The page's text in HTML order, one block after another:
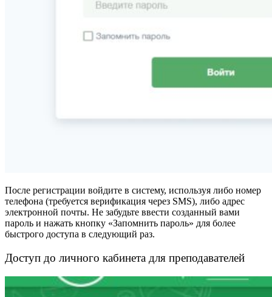
После регистрации войдите в систему, используя либо номер
телефона (требуется верификация через SMS), либо адрес
электронной почты. Не забудьте ввести созданный вами
пароль и нажать кнопку «Запомнить пароль» для более
быстрого доступа в следующий раз.
Доступ до личного кабинета для преподавателей